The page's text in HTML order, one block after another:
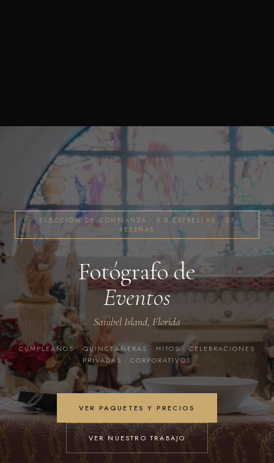
ELECCIÓN DE CONFIANZA · 5.0 ESTRELLAS · 27
RESEÑAS
Fotógrafo de
Eventos
Sanibel Island, Florida
CUMPLEAÑOS · QUINCEAÑERAS · HITOS · CELEBRACIONES
PRIVADAS · CORPORATIVOS
VER PAQUETES Y PRECIOS
VER NUESTRO TRABAJO